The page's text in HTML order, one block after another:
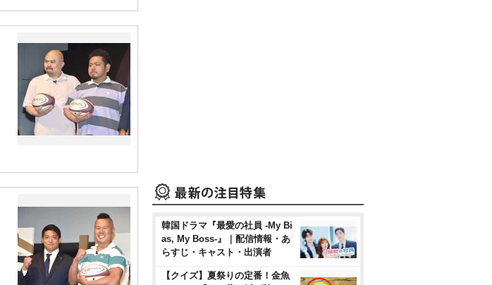
韓国ドラマ『最愛の社員 -My Bi
as, My Boss-』｜配信情報・あ
らすじ・キャスト・出演者
【クイズ】夏祭りの定番！金魚